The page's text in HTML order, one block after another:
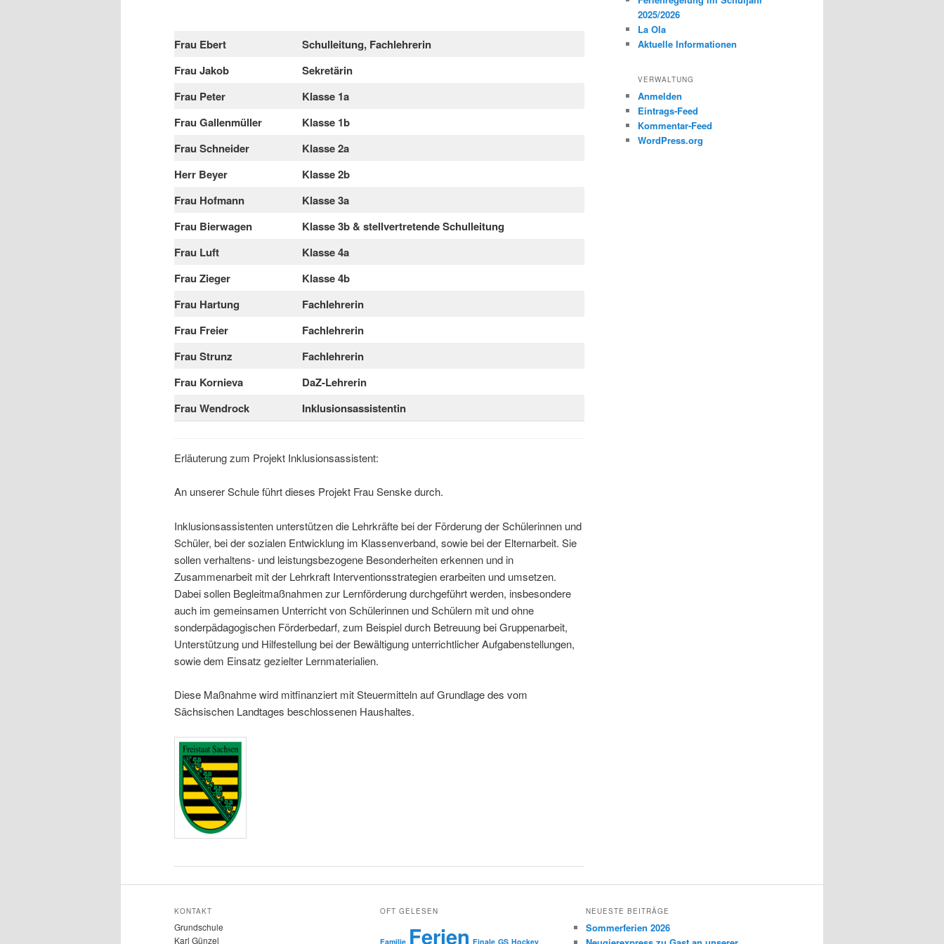
Frau Ebert
Schulleitung, Fachlehrerin
Frau Jakob
Sekretärin
Frau Peter
Klasse 1a
Frau Gallenmüller
Klasse 1b
Frau Schneider
Klasse 2a
Herr Beyer
Klasse 2b
Frau Hofmann
Klasse 3a
Frau Bierwagen Klasse 3b& stellvertretende Schulleitung
Frau Luft
Klasse 4a
Frau Zieger
Klasse 4b
Frau Hartung
Fachlehrerin
Frau Freier
Fachlehrerin
Frau Strunz
Fachlehrerin
Frau Kornieva
DaZ-Lehrerin
Frau Wendrock
Inklusionsassistentin
Erläuterung zum Projekt Inklusionsassistent:
An unserer Schule führt dieses Projekt Frau Senske durch.
Inklusionsassistenten unterstützen die Lehrkräfte bei der Förderung der Schülerinnen und
Schüler, bei der sozialen Entwicklung im Klassenverband, sowie bei der Elternarbeit. Sie
sollen verhaltens- und leistungsbezogene Besonderheiten erkennen und in
Zusammenarbeit mit der Lehrkraft Interventionsstrategien erarbeiten und umsetzen.
Dabei sollen Begleitmaßnahmen zur Lernförderung durchgeführt werden, insbesondere
auch im gemeinsamen Unterricht von Schülerinnen und Schülern mit und ohne
sonderpädagogischen Förderbedarf, zum Beispiel durch Betreuung bei Gruppenarbeit,
Unterstützung und Hilfestellung bei der Bewältigung unterrichtlicher Aufgabenstellungen,
sowie dem Einsatz gezielter Lernmaterialien.
Diese Maßnahme wird mitfinanziert mit Steuermitteln auf Grundlage des vom
Sächsischen Landtages beschlossenen Haushaltes.
2025/2026
La Ola
Aktuelle Informationen
VERWALTUNG
Anmelden
Eintrags-Feed
Kommentar-Feed
WordPress.org
KONTAKT
Grundschule
Karl Günzel
OFT GELESEN
Familie Ferien Finale GS Hockey
NEUESTE BEITRÄGE
Sommerferien 2026